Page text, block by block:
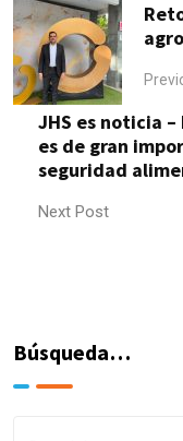
JHS es noticia
es de gran
seguridad
Next Post
Búsqueda…